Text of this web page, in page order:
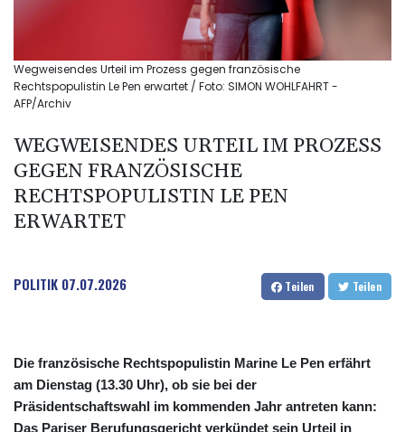
Wegweisendes Urteil im Prozess gegen französische
Rechtspopulistin Le Pen erwartet / Foto: SIMON WOHLFAHRT -
AFP/Archiv
WEGWEISENDES URTEIL IM PROZESS
GEGEN FRANZÖSISCHE
RECHTSPOPULISTIN LE PEN
ERWARTET
POLITIK 07.07.2026 Teilen Teilen
Die französische Rechtspopulistin Marine Le Pen erfährt
am Dienstag (13.30 Uhr), ob sie bei der
Präsidentschaftswahl im kommenden Jahr antreten kann:
Das Pariser Berufungsgericht verkündet sein Urteil in